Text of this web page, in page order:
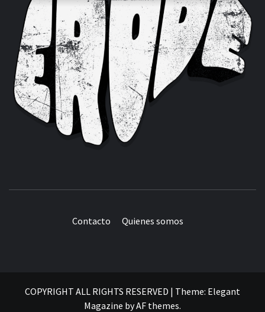
Contacto Quienes somos
COPYRIGHT ALL RIGHTS RESERVED | Theme: Elegant
Magazine byAF themes.